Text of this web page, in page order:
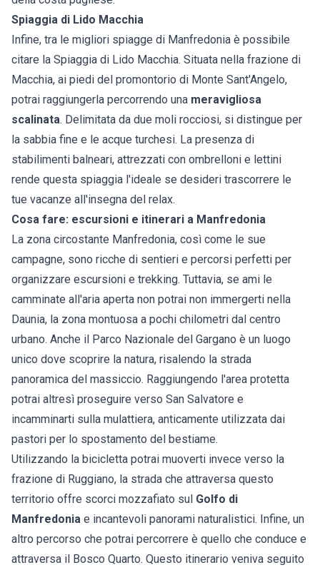
Spiaggia di Lido Macchia
Infine, tra le migliori spiagge di Manfredonia è possibile
citare la Spiaggia di Lido Macchia. Situata nella frazione di
Macchia, ai piedi del promontorio di Monte Sant'Angelo,
potrai raggiungerla percorrendo una meravigliosa
scalinata. Delimitata da due moli rocciosi, si distingue per
la sabbia fine e le acque turchesi. La presenza di
stabilimenti balneari, attrezzati con ombrelloni e lettini
rende questa spiaggia l'ideale se desideri trascorrere le
tue vacanze all'insegna del relax.
Cosa fare: escursioni e itinerari a Manfredonia
La zona circostante Manfredonia, così come le sue
campagne, sono ricche di sentieri e percorsi perfetti per
organizzare escursioni e trekking. Tuttavia, se ami le
camminate all'aria aperta non potrai non immergerti nella
Daunia, la zona montuosa a pochi chilometri dal centro
urbano. Anche il Parco Nazionale del Gargano è un luogo
unico dove scoprire la natura, risalendo la strada
panoramica del massiccio. Raggiungendo l'area protetta
potrai altresì proseguire verso San Salvatore e
incamminarti sulla mulattiera, anticamente utilizzata dai
pastori per lo spostamento del bestiame.
Utilizzando la bicicletta potrai muoverti invece verso la
frazione di Ruggiano, la strada che attraversa questo
territorio offre scorci mozzafiato sul Golfo di
Manfredonia e incantevoli panorami naturalistici. Infine, un
altro percorso che potrai percorrere è quello che conduce e
attraversa il Bosco Quarto. Questo itinerario veniva seguito